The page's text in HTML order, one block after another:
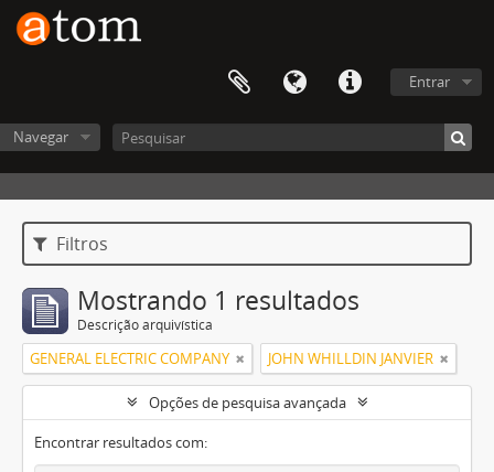
Entrar
Navegar
Filtros
Mostrando 1 resultados
Descrição arquivística
GENERAL ELECTRIC COMPANY JOHN WHILLDIN JANVIER
Opções de pesquisa avançada
Encontrar resultados com: